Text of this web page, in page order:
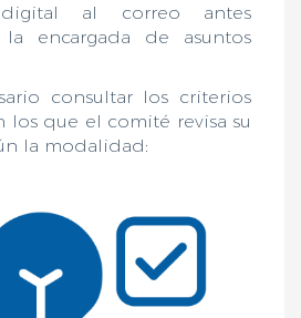
al correo antes
encargada de asuntos
consultar los criterios
los que el comité revisa su
la modalidad: